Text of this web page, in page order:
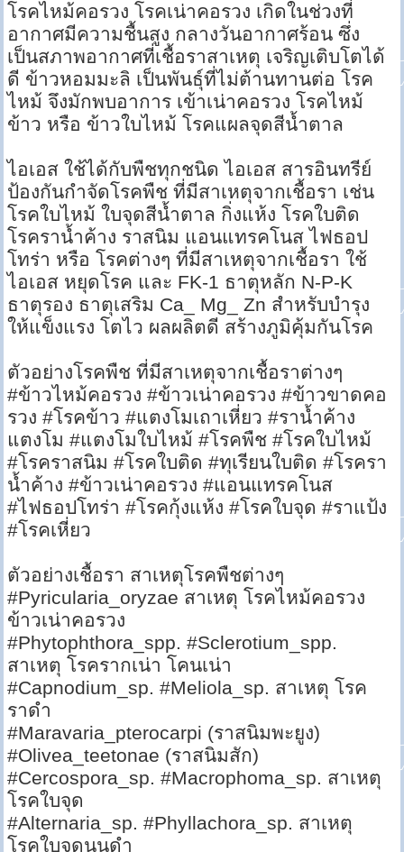
โรคไหม้คอรวง โรคเน่าคอรวง เกิดในช่วงที่
อากาศมีความชื้นสูง กลางวันอากาศร้อน ซึ่ง
เป็นสภาพอากาศที่เชื้อราสาเหตุ เจริญเติบโตได้
ดี ข้าวหอมมะลิ เป็นพันธุ์ที่ไม่ต้านทานต่อ โรค
ไหม้ จึงมักพบอาการ เข้าเน่าคอรวง โรคไหม้
ข้าว หรือ ข้าวใบไหม้ โรคแผลจุดสีน้ำตาล
ไอเอส ใช้ได้กับพืชทุกชนิด ไอเอส สารอินทรีย์
ป้องกันกำจัดโรคพืช ที่มีสาเหตุจากเชื้อรา เช่น
โรคใบไหม้ ใบจุดสีน้ำตาล กิ่งแห้ง โรคใบติด
โรคราน้ำค้าง ราสนิม แอนแทรคโนส ไฟธอป
โทร่า หรือ โรคต่างๆ ที่มีสาเหตุจากเชื้อรา ใช้
ไอเอส หยุดโรค และ FK-1 ธาตุหลัก N-P-K
ธาตุรอง ธาตุเสริม Ca_ Mg_ Zn สำหรับบำรุง
ให้แข็งแรง โตไว ผลผลิตดี สร้างภูมิคุ้มกันโรค
ตัวอย่างโรคพืช ที่มีสาเหตุจากเชื้อราต่างๆ
#ข้าวไหม้คอรวง #ข้าวเน่าคอรวง #ข้าวขาดคอ
รวง #โรคข้าว #แตงโมเถาเหี่ยว #ราน้ำค้าง
แตงโม #แตงโมใบไหม้ #โรคพืช #โรคใบไหม้
#โรคราสนิม #โรคใบติด #ทุเรียนใบติด #โรครา
น้ำค้าง #ข้าวเน่าคอรวง #แอนแทรคโนส
#ไฟธอปโทร่า #โรคกุ้งแห้ง #โรคใบจุด #ราแป้ง
#โรคเหี่ยว
ตัวอย่างเชื้อรา สาเหตุโรคพืชต่างๆ
#Pyricularia_oryzae สาเหตุ โรคไหม้คอรวง
ข้าวเน่าคอรวง
#Phytophthora_spp. #Sclerotium_spp.
สาเหตุ โรครากเน่า โคนเน่า
#Capnodium_sp. #Meliola_sp. สาเหตุ โรค
ราดำ
#Maravaria_pterocarpi (ราสนิมพะยูง)
#Olivea_teetonae (ราสนิมสัก)
#Cercospora_sp. #Macrophoma_sp. สาเหตุ
โรคใบจุด
#Alternaria_sp. #Phyllachora_sp. สาเหตุ
โรคใบจุดนูนดำ